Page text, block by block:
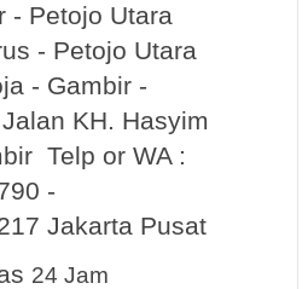
- Petojo Utara
- Petojo Utara
- Gambir -
KH. Hasyim
Telp or WA :
-
Jakarta Pusat
24 Jam